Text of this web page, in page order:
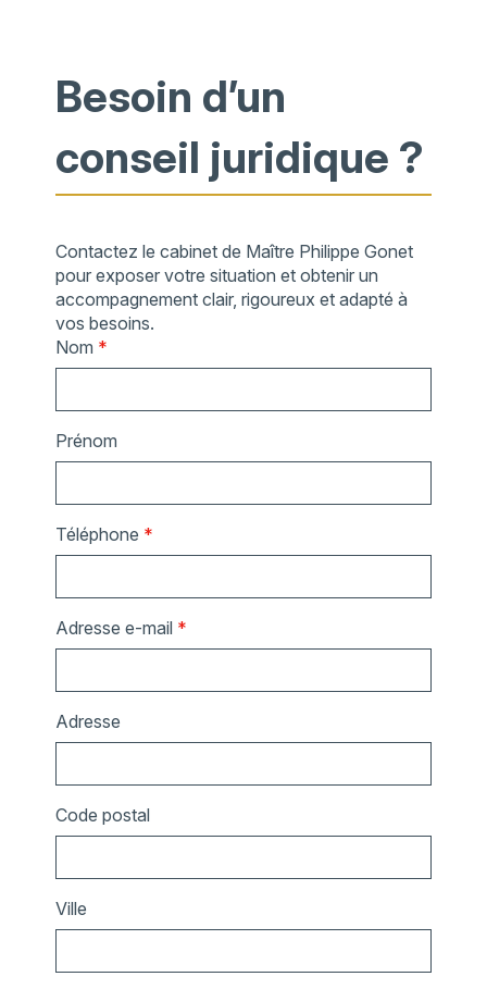
Besoin d’un
conseil juridique ?
Contactez le cabinet de Maître Philippe Gonet
pour exposer votre situation et obtenir un
accompagnement clair, rigoureux et adapté à
vos besoins.
Nom *
Prénom
Téléphone *
Adresse e-mail *
Adresse
Code postal
Ville